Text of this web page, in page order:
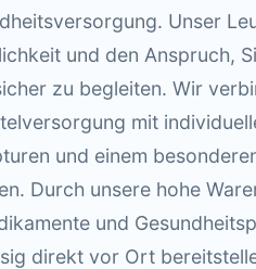
Unser
und den Anspruch,
zu begleiten. Wir
mit
und einem
Durch unsere hohe
und
direkt vor Ort